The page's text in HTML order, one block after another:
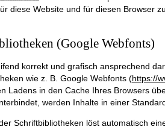
diese Website und für diesen Browser
(Google Webfonts)
korrekt und grafisch ansprechend
wie z. B. Google Webfonts (https://
Ladens in den Cache Ihres Browsers
werden Inhalte in einer
Schriftbibliotheken löst automatisch